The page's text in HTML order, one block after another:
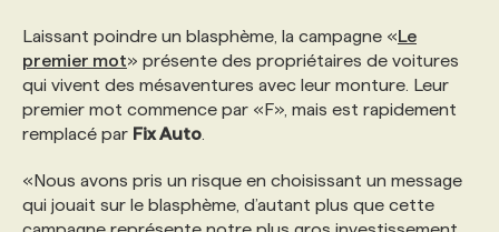
PROGRAMMES DE SUBVENTIONS
ANNONCEZ AVEC NOUS
Laissant poindre un blasphème, la campagne «Le
premier mot» présente des propriétaires de voitures
qui vivent des mésaventures avec leur monture. Leur
premier mot commence par «F», mais est rapidement
remplacé par Fix Auto
«Nous avons pris un risque en choisissant un message
qui jouait sur le blasphème, d’autant plus que cette